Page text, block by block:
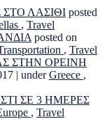
ΛΑΣΙΘΙ posted
, Travel
posted on
, Travel
ΣΤΗΝ ΟΡΕΙΝΗ
| underGreece ,
ΣΕ 3 ΗΜΕΡΕΣ
, Travel